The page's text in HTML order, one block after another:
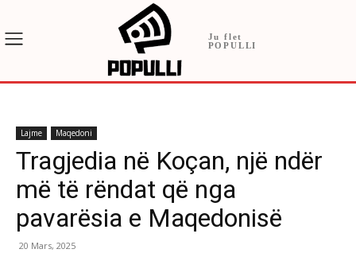
Ju flet
POPULLI
Lajme Maqedoni
Tragjedia në Koçan, një ndër
më të rëndat që nga
pavarësia e Maqedonisë
20 Mars, 2025